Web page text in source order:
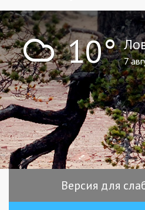
! 10° 7
Версия для